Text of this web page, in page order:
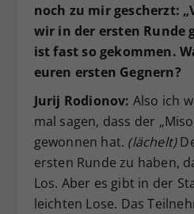
noch zu mir gescherzt:
wir in der ersten Runde
ist fast so gekommen.
euren ersten Gegnern?
Jurij Rodionov: Also ich
mal sagen, dass der
gewonnen hat. (lächelt)
ersten Runde zu haben,
Los. Aber es gibt in der
leichten Lose. Das